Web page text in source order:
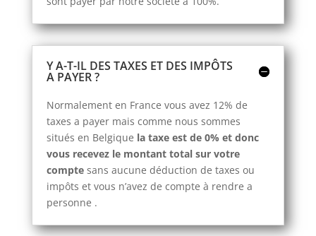
Y A-T-IL DES TAXES ET DES IMPÔTS
A PAYER ?
Normalement en France vous avez 12% de
taxes a payer mais comme nous sommes
situés en Belgique la taxe est de 0% et donc
vous recevez le montant total sur votre
compte sans aucune déduction de taxes ou
impôts et vous n’avez de compte à rendre a
personne .